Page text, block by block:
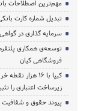
مهم‌ترین اصطلاحات
تبدیل شماره کارت
سرمایه گذاری در
توسعه‌ی همکاری‌
فروشگاهی کیان
کیپا با ۱۶ هزار
زیرساخت اعتباری را
پیوند حقوق و شفافیت